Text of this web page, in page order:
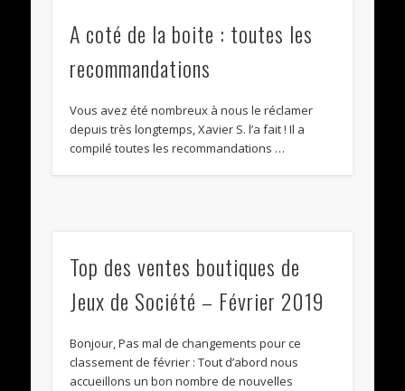
A coté de la boite : toutes les
recommandations
Vous avez été nombreux à nous le réclamer
depuis très longtemps, Xavier S. l’a fait ! Il a
compilé toutes les recommandations …
Top des ventes boutiques de
Jeux de Société – Février 2019
Bonjour, Pas mal de changements pour ce
classement de février : Tout d’abord nous
accueillons un bon nombre de nouvelles